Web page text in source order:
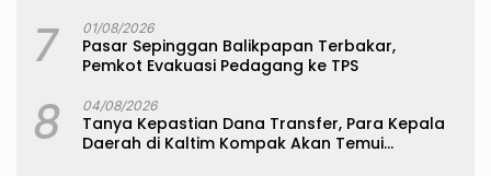
7 01/08/2026
Pasar Sepinggan Balikpapan Terbakar,
Pemkot Evakuasi Pedagang ke TPS
8 04/08/2026
Tanya Kepastian Dana Transfer, Para Kepala
Daerah di Kaltim Kompak Akan Temui